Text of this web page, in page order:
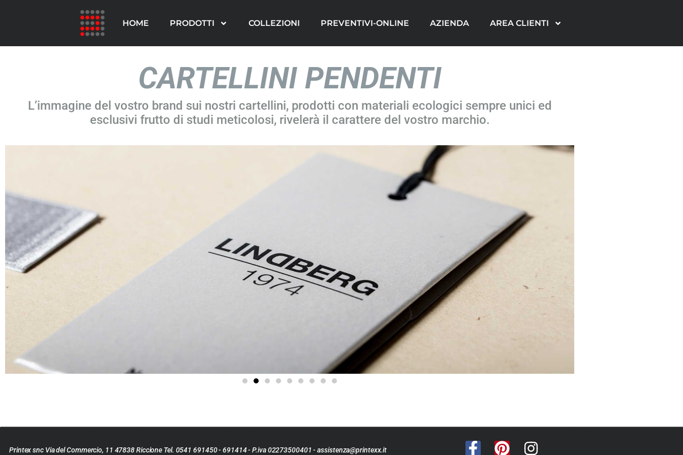
HOME PRODOTTI COLLEZIONI PREVENTIVI-ONLINE AZIENDA AREA CLIENTI
CARTELLINI PENDENTI
L’immagine del vostro brand sui nostri cartellini, prodotti con materiali ecologici sempre unici ed
esclusivi frutto di studi meticolosi, rivelerà il carattere del vostro marchio.
Printex snc Via del Commercio, 11 47838 Riccione Tel. 0541 691450 - 691414 - P.iva 02273500401 -assistenza@printexx.it